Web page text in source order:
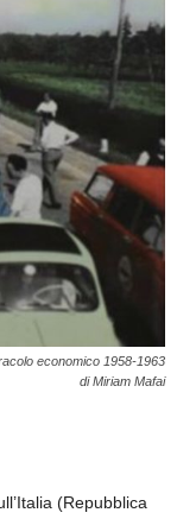
economico 1958-1963
di Miriam Mafai
(Repubblica